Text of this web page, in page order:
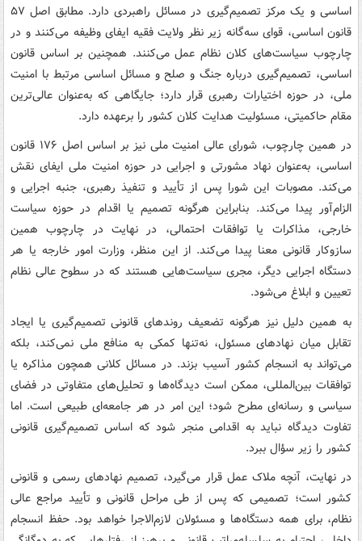
اساسی و یک مرکز تصمیم‌گیری در مسائل راهبردی دارد. مطابق اصل ۵۷
قانون اساسی، قوای سه‌گانه زیر نظر ولایت فقیه ایفای وظیفه می‌کنند و در
چارچوب سیاست‌های کلان نظام عمل می‌کنند. همچنین بر اساس قانون
اساسی، تصمیم‌گیری درباره جنگ و صلح و مسائل اساسی مرتبط با امنیت
ملی، در حوزه اختیارات رهبری قرار دارد؛ جایگاهی که به‌عنوان عالی‌ترین
مقام حاکمیتی، مسئولیت هدایت کلان کشور را برعهده دارد.
در همین چارچوب، شورای عالی امنیت ملی نیز بر اساس اصل ۱۷۶ قانون
اساسی، به‌عنوان نهاد مشورتی و اجرایی در حوزه امنیت ملی ایفای نقش
می‌کند. مصوبات این شورا پس از تأیید و تنفیذ رهبری، جنبه اجرایی و
الزام‌آور پیدا می‌کند. بنابراین هرگونه تصمیم یا اقدام در حوزه سیاست
خارجی، مذاکرات یا توافقات احتمالی، در نهایت در چارچوب همین
سازوکار قانونی معنا پیدا می‌کند. از این منظر، وزارت امور خارجه یا هر
دستگاه اجرایی دیگر، مجری سیاست‌هایی هستند که در سطوح عالی نظام
تعیین و ابلاغ می‌شود.
به همین دلیل نیز هرگونه تضعیف روندهای قانونی تصمیم‌گیری یا ایجاد
تقابل میان نهادهای مسئول، نه‌تنها کمکی به منافع ملی نمی‌کند، بلکه
می‌تواند به انسجام کشور آسیب بزند. در مسائل کلانی همچون مذاکره یا
توافقات بین‌المللی، ممکن است دیدگاه‌ها و تحلیل‌های متفاوتی در فضای
سیاسی و رسانه‌ای مطرح شود؛ این امر در هر جامعه‌ای طبیعی است. اما
تفاوت دیدگاه نباید به اقدامی منجر شود که اساس تصمیم‌گیری قانونی
کشور را زیر سؤال ببرد.
در نهایت، آنچه ملاک عمل قرار می‌گیرد، تصمیم نهادهای رسمی و قانونی
کشور است؛ تصمیمی که پس از طی مراحل قانونی و تأیید مراجع عالی
نظام، برای همه دستگاه‌ها و مسئولان لازم‌الاجرا خواهد بود. حفظ انسجام